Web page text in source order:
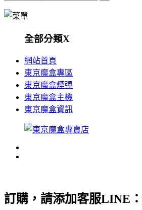
全部分類X
網站首頁
東京魔盒專區
東京魔盒煙彈
東京魔盒主機
東京魔盒資訊
訂購，請添加客服LINE：